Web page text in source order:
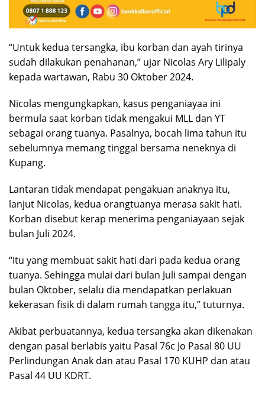
“Untuk kedua tersangka, ibu korban dan ayah tirinya
sudah dilakukan penahanan,” ujar Nicolas Ary Lilipaly
kepada wartawan, Rabu 30 Oktober 2024.
Nicolas mengungkapkan, kasus penganiayaa ini
bermula saat korban tidak mengakui MLL dan YT
sebagai orang tuanya. Pasalnya, bocah lima tahun itu
sebelumnya memang tinggal bersama neneknya di
Kupang.
Lantaran tidak mendapat pengakuan anaknya itu,
lanjut Nicolas, kedua orangtuanya merasa sakit hati.
Korban disebut kerap menerima penganiayaan sejak
bulan Juli 2024.
“Itu yang membuat sakit hati dari pada kedua orang
tuanya. Sehingga mulai dari bulan Juli sampai dengan
bulan Oktober, selalu dia mendapatkan perlakuan
kekerasan fisik di dalam rumah tangga itu,” tuturnya.
Akibat perbuatannya, kedua tersangka akan dikenakan
dengan pasal berlabis yaitu Pasal 76c Jo Pasal 80 UU
Perlindungan Anak dan atau Pasal 170 KUHP dan atau
Pasal 44 UU KDRT.